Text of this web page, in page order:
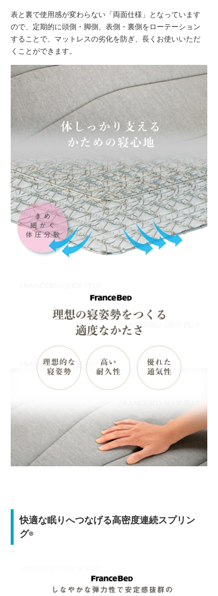
表と裏で使用感が変わらない「両面仕様」となっています
ので、定期的に頭側・脚側、表側・裏側をローテーション
することで、マットレスの劣化を防ぎ、長くお使いいただ
くことができます。
快適な眠りへつなげる高密度連続スプリン
グ®